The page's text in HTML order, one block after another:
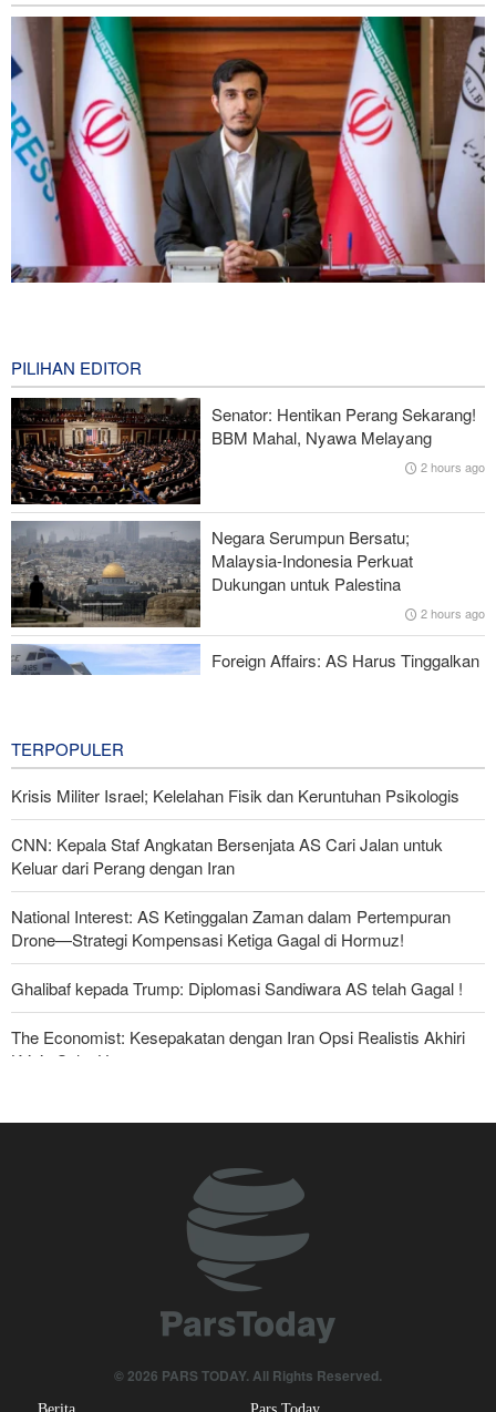
Araghchi kepada Negara Tetangga: Kini Saatnya Andalkan Diri
Sendiri dan Jalin Persaudaraan Sejati
CNN: Kepala Staf Angkatan Bersenjata AS Cari Jalan untuk
Keluar dari Perang dengan Iran
Rencana Bom ISIS di Area Sayidah Zainab Damaskus
Digagalkan
IRGC: Pengakuan Media Asing atas Kekalahan Trump Hasil
Perjuangan Media Revolusioner
PILIHAN EDITOR
Senator: Hentikan Perang Sekarang!
BBM Mahal, Nyawa Melayang
2 hours ago
Negara Serumpun Bersatu;
Malaysia-Indonesia Perkuat
Dukungan untuk Palestina
2 hours ago
Foreign Affairs: AS Harus Tinggalkan
TERPOPULER
Krisis Militer Israel; Kelelahan Fisik dan Keruntuhan Psikologis
CNN: Kepala Staf Angkatan Bersenjata AS Cari Jalan untuk
Keluar dari Perang dengan Iran
National Interest: AS Ketinggalan Zaman dalam Pertempuran
Drone—Strategi Kompensasi Ketiga Gagal di Hormuz!
Ghalibaf kepada Trump: Diplomasi Sandiwara AS telah Gagal !
The Economist: Kesepakatan dengan Iran Opsi Realistis Akhiri
Krisis Selat Hormuz
Anggota Kongres AS Khawatirkan Dampak Menipisnya Rudal
Sanders: Trump Berbahaya Seret AS dalam Perang yang
Serikat Pekerja Serukan Pencabutan Izin Penggunaan Pangkalan
© 2026 PARS TODAY. All Rights Reserved.